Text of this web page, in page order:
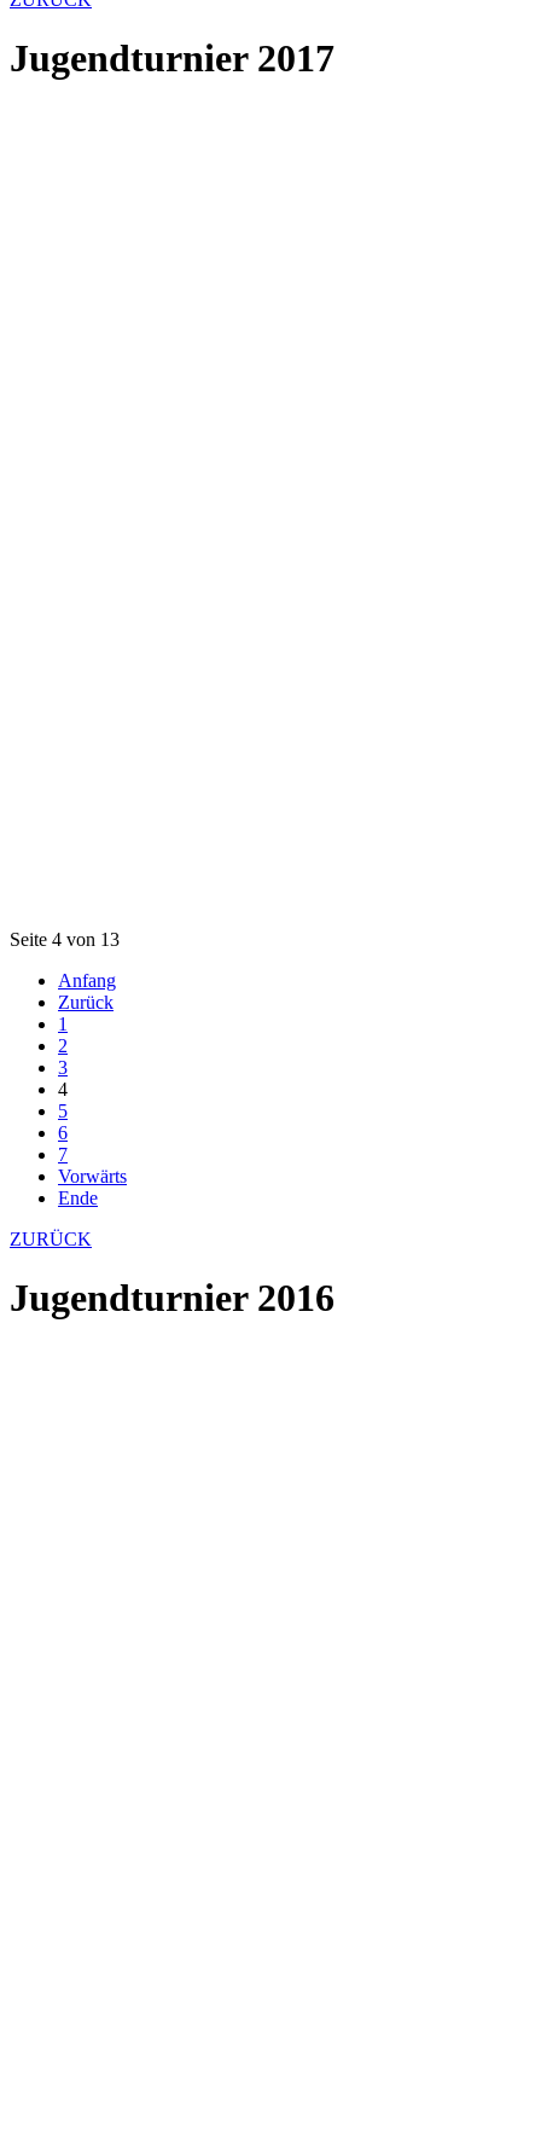
Jugendturnier 2017
Seite 4 von 13
Anfang
Zurück
1
2
3
4
5
6
7
Vorwärts
Ende
ZURÜCK
Jugendturnier 2016